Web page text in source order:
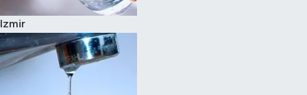
Izmir